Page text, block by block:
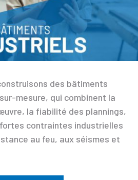
des bâtiments
mesure, qui combinent la
la fiabilité des plannings,
contraintes industrielles
au feu, aux séismes et